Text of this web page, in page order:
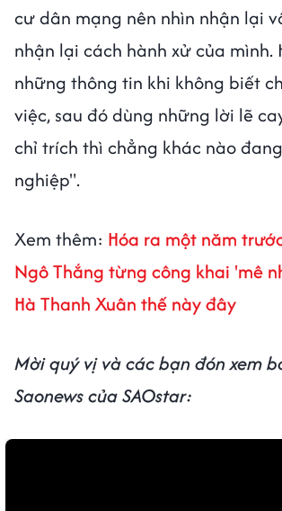
cư dân mạng nên nhìn nhận lại
nhận lại cách hành xử của mình.
những thông tin khi không biết
việc, sau đó dùng những lời lẽ
chỉ trích thì chẳng khác nào
nghiệp".
Xem thêm: Hóa ra một năm
Ngô Thắng từng công khai 'mê
Hà Thanh Xuân thế này đây
Mời quý vị và các bạn đón xem
Saonews của SAOstar: